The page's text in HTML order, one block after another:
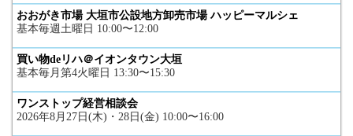
おおがき市場 大垣市公設地方卸売市場 ハッピーマルシェ
基本毎週土曜日 10:00〜12:00
買い物deリハ＠イオンタウン大垣
基本毎月第4火曜日 13:30〜15:30
ワンストップ経営相談会
2026年8月27日(木)・28日(金) 10:00〜16:00